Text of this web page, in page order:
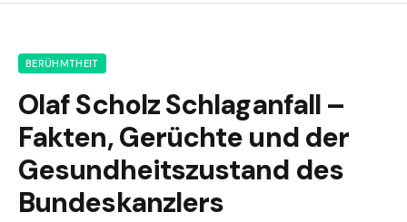
BERÜHMTHEIT
Olaf Scholz Schlaganfall –
Fakten, Gerüchte und der
Gesundheitszustand des
Bundeskanzlers